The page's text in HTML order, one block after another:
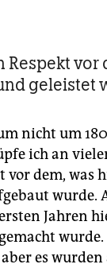
Respekt vor
geleistet
nicht um
ich an
vor dem, was
wurde.
Jahren
es wurden